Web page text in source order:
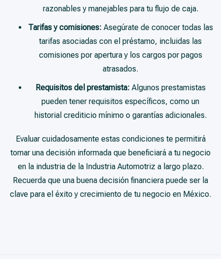
razonables y manejables para tu flujo de caja.
Tarifas y comisiones: Asegúrate de conocer todas las
tarifas asociadas con el préstamo, incluidas las
comisiones por apertura y los cargos por pagos
atrasados.
Requisitos del prestamista: Algunos prestamistas
pueden tener requisitos específicos, como un
historial crediticio mínimo o garantías adicionales.
Evaluar cuidadosamente estas condiciones te permitirá
tomar una decisión informada que beneficiará a tu negocio
en la industria de la Industria Automotriz a largo plazo.
Recuerda que una buena decisión financiera puede ser la
clave para el éxito y crecimiento de tu negocio en México.